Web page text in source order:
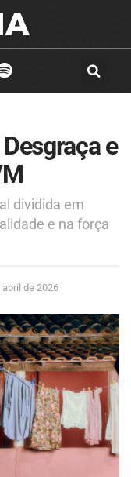
e
dividida em
e na força
abril de 2026